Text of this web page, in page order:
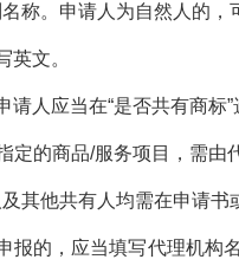
称。申请人为自然人的，
英文。
请人应当在“是否共有商标”
定的商品/服务项目，需由
其他共有人均需在申请书
报的，应当填写代理机构